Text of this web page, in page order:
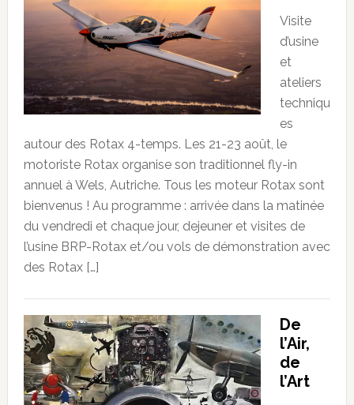
Visite
d’usine
et
ateliers
techniqu
es
autour des Rotax 4-temps. Les 21-23 août, le
motoriste Rotax organise son traditionnel fly-in
annuel à Wels, Autriche. Tous les moteur Rotax sont
bienvenus ! Au programme : arrivée dans la matinée
du vendredi et chaque jour, dejeuner et visites de
l’usine BRP-Rotax et/ou vols de démonstration avec
des Rotax […]
De
l’Air,
de
l’Art